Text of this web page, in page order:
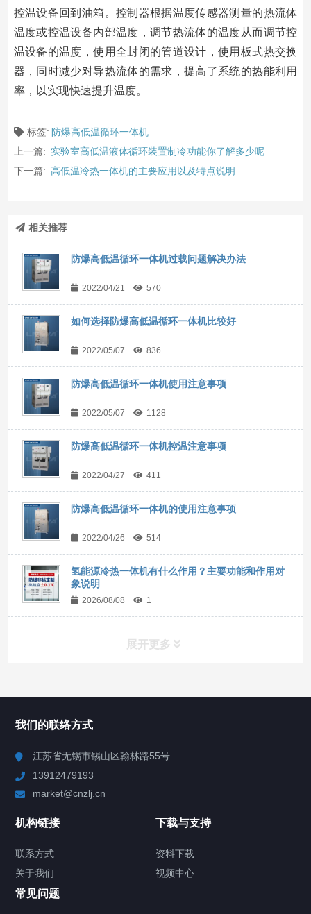
控温设备回到油箱。控制器根据温度传感器测量的热流体
温度或控温设备内部温度，调节热流体的温度从而调节控
温设备的温度，使用全封闭的管道设计，使用板式热交换
器，同时减少对导热流体的需求，提高了系统的热能利用
率，以实现快速提升温度。
标签: 防爆高低温循环一体机
上一篇: 实验室高低温液体循环装置制冷功能你了解多少呢
下一篇: 高低温冷热一体机的主要应用以及特点说明
相关推荐
防爆高低温循环一体机过载问题解决办法
2022/04/21 570
如何选择防爆高低温循环一体机比较好
2022/05/07 836
防爆高低温循环一体机使用注意事项
2022/05/07 1128
防爆高低温循环一体机控温注意事项
2022/04/27 411
防爆高低温循环一体机的使用注意事项
2022/04/26 514
氢能源冷热一体机有什么作用？主要功能和作用对
象说明
2026/08/08 1
展开更多
Chiller高精度制冷循环器
TCU温度控制单元
我们的联络方式
江苏省无锡市锡山区翰林路55号
13912479193
market@cnzlj.cn
机构链接
联系方式
关于我们
下载与支持
资料下载
视频中心
常见问题